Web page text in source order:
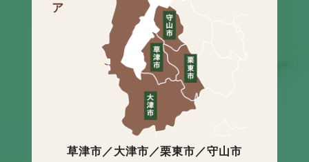
草津市／大津市／栗東市／守山市